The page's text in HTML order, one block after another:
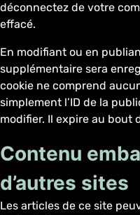
déconnectez de votre
effacé.
En modifiant ou en
supplémentaire sera
cookie ne comprend
simplement l’ID de la
modifier. Il expire au bout
Contenu
d’autres sites
Les articles de ce site